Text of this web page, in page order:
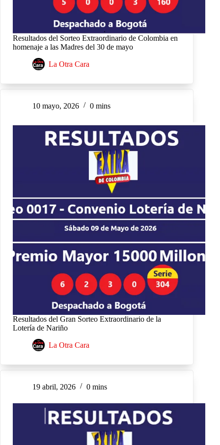
Resultados del Sorteo Extraordinario de Colombia en
homenaje a las Madres del 30 de mayo
La Otra Cara
10 mayo, 2026 0 mins
Resultados del Gran Sorteo Extraordinario de la
Lotería de Nariño
La Otra Cara
19 abril, 2026 0 mins